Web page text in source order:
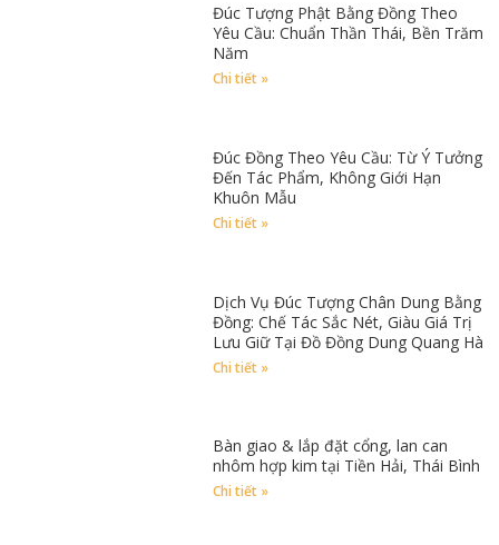
Đúc Tượng Phật Bằng Đồng Theo
Yêu Cầu: Chuẩn Thần Thái, Bền Trăm
Năm
Chi tiết »
Đúc Đồng Theo Yêu Cầu: Từ Ý Tưởng
Đến Tác Phẩm, Không Giới Hạn
Khuôn Mẫu
Chi tiết »
Dịch Vụ Đúc Tượng Chân Dung Bằng
Đồng: Chế Tác Sắc Nét, Giàu Giá Trị
Lưu Giữ Tại Đồ Đồng Dung Quang Hà
Chi tiết »
Bàn giao & lắp đặt cổng, lan can
nhôm hợp kim tại Tiền Hải, Thái Bình
Chi tiết »